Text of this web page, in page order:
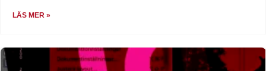
LÄS MER »